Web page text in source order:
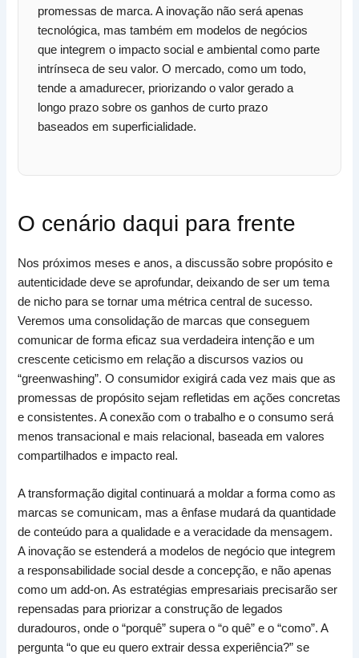
promessas de marca. A inovação não será apenas
tecnológica, mas também em modelos de negócios
que integrem o impacto social e ambiental como parte
intrínseca de seu valor. O mercado, como um todo,
tende a amadurecer, priorizando o valor gerado a
longo prazo sobre os ganhos de curto prazo
baseados em superficialidade.
O cenário daqui para frente
Nos próximos meses e anos, a discussão sobre propósito e
autenticidade deve se aprofundar, deixando de ser um tema
de nicho para se tornar uma métrica central de sucesso.
Veremos uma consolidação de marcas que conseguem
comunicar de forma eficaz sua verdadeira intenção e um
crescente ceticismo em relação a discursos vazios ou
“greenwashing”. O consumidor exigirá cada vez mais que as
promessas de propósito sejam refletidas em ações concretas
e consistentes. A conexão com o trabalho e o consumo será
menos transacional e mais relacional, baseada em valores
compartilhados e impacto real.
A transformação digital continuará a moldar a forma como as
marcas se comunicam, mas a ênfase mudará da quantidade
de conteúdo para a qualidade e a veracidade da mensagem.
A inovação se estenderá a modelos de negócio que integrem
a responsabilidade social desde a concepção, e não apenas
como um add-on. As estratégias empresariais precisarão ser
repensadas para priorizar a construção de legados
duradouros, onde o “porquê” supera o “o quê” e o “como”. A
pergunta “o que eu quero extrair dessa experiência?” se